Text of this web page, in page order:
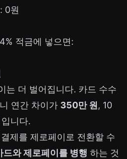
: 0원
적금에 넣으면:
는 더 벌어집니다. 카드 수수
연간 차이가 350만 원, 10
입니다.
제를 제로페이로 전환할 수
드와 제로페이를 병행 하는 것